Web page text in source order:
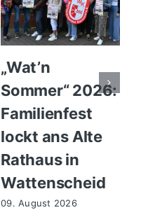
„Wat’n
Sommer“ 2026:
Familienfest
lockt ans Alte
Rathaus in
Wattenscheid
09. August 2026